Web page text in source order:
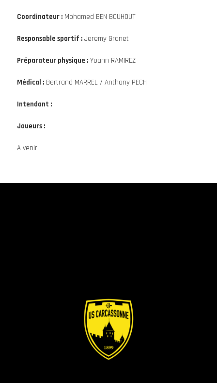
Coordinateur : Mohamed BEN BOUHOUT
Responsable sportif : Jeremy Granet
Préparateur physique : Yoann RAMIREZ
Médical : Bertrand MARREL / Anthony PECH
Intendant :
Joueurs :
A venir.